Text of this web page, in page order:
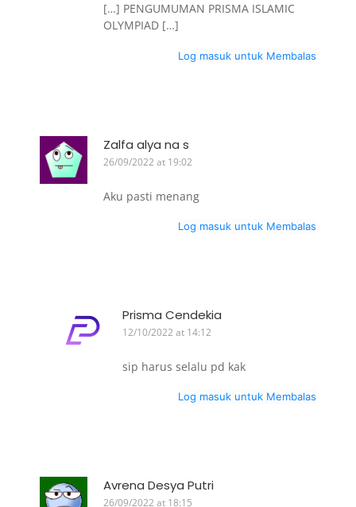
[…] PENGUMUMAN PRISMA ISLAMIC
OLYMPIAD […]
Log masuk untuk Membalas
Zalfa alya na s
26/09/2022 at 19:02
Aku pasti menang
Log masuk untuk Membalas
Prisma Cendekia
12/10/2022 at 14:12
sip harus selalu pd kak
Log masuk untuk Membalas
Avrena Desya Putri
26/09/2022 at 18:15